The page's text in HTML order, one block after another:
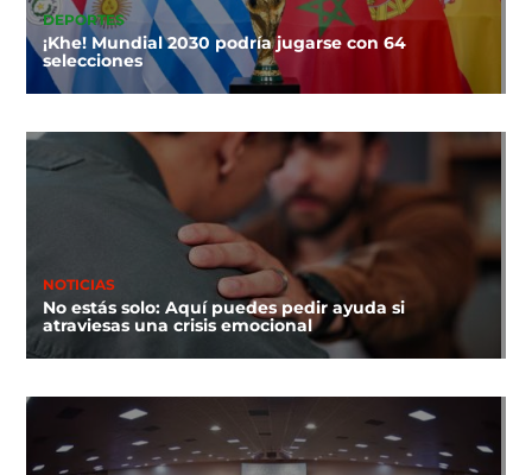
DEPORTES
¡Khe! Mundial 2030 podría jugarse con 64
selecciones
NOTICIAS
No estás solo: Aquí puedes pedir ayuda si
atraviesas una crisis emocional